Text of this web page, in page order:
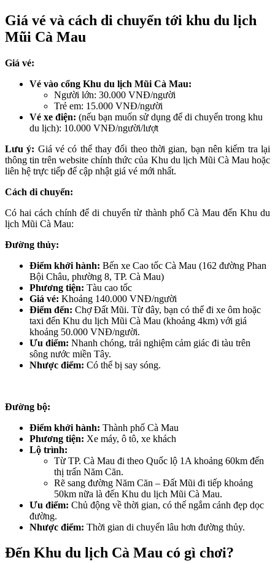
Giá vé và cách di chuyển tới khu du lịch
Mũi Cà Mau
Giá vé:
Vé vào cổng Khu du lịch Mũi Cà Mau:
Người lớn: 30.000 VNĐ/người
Trẻ em: 15.000 VNĐ/người
Vé xe điện: (nếu bạn muốn sử dụng để di chuyển trong khu
du lịch): 10.000 VNĐ/người/lượt
Lưu ý: Giá vé có thể thay đổi theo thời gian, bạn nên kiểm tra lại
thông tin trên website chính thức của Khu du lịch Mũi Cà Mau hoặc
liên hệ trực tiếp để cập nhật giá vé mới nhất.
Cách di chuyển:
Có hai cách chính để di chuyển từ thành phố Cà Mau đến Khu du
lịch Mũi Cà Mau:
Đường thủy:
Điểm khởi hành: Bến xe Cao tốc Cà Mau (162 đường Phan
Bội Châu, phường 8, TP. Cà Mau)
Phương tiện: Tàu cao tốc
Giá vé: Khoảng 140.000 VNĐ/người
Điểm đến: Chợ Đất Mũi. Từ đây, bạn có thể đi xe ôm hoặc
taxi đến Khu du lịch Mũi Cà Mau (khoảng 4km) với giá
khoảng 50.000 VNĐ/người.
Ưu điểm: Nhanh chóng, trải nghiệm cảm giác đi tàu trên
sông nước miền Tây.
Nhược điểm: Có thể bị say sóng.
Đường bộ:
Điểm khởi hành: Thành phố Cà Mau
Phương tiện: Xe máy, ô tô, xe khách
Lộ trình:
Từ TP. Cà Mau đi theo Quốc lộ 1A khoảng 60km đến
thị trấn Năm Căn.
Rẽ sang đường Năm Căn – Đất Mũi đi tiếp khoảng
50km nữa là đến Khu du lịch Mũi Cà Mau.
Ưu điểm: Chủ động về thời gian, có thể ngắm cảnh đẹp dọc
đường.
Nhược điểm: Thời gian di chuyển lâu hơn đường thủy.
Đến Khu du lịch Cà Mau có gì chơi?